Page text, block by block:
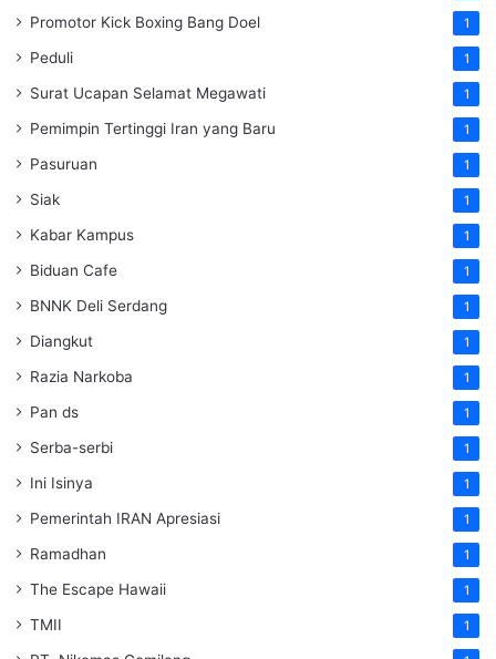
Promotor Kick Boxing Bang Doel 1
Peduli 1
Surat Ucapan Selamat Megawati 1
Pemimpin Tertinggi Iran yang Baru 1
Pasuruan 1
Siak 1
Kabar Kampus 1
Biduan Cafe 1
BNNK Deli Serdang 1
Diangkut 1
Razia Narkoba 1
Pan ds 1
Serba-serbi 1
Ini Isinya 1
Pemerintah IRAN Apresiasi 1
Ramadhan 1
The Escape Hawaii 1
TMII 1